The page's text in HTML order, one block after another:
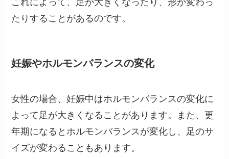
これによって、足が大きくなったり、形が変わっ
たりすることがあるのです。
妊娠やホルモンバランスの変化
女性の場合、妊娠中はホルモンバランスの変化に
よって足が大きくなることがあります。また、更
年期になるとホルモンバランスが変化し、足のサ
イズが変わることもあります。